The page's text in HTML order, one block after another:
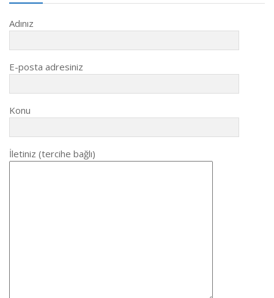
Adınız
E-posta adresiniz
Konu
İletiniz (tercihe bağlı)